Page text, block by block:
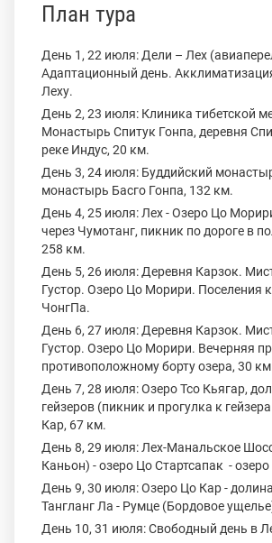
План тура
День 1, 22 июля: Дели – Лех
Адаптационный день.
Леху.
День 2, 23 июля: Клиника тибетской
Монастырь Спитук Гонпа, деревня
реке Индус, 20 км.
День 3, 24 июля: Буддийский
монастырь Басго Гонпа, 132 км.
День 4, 25 июля: Лех - Озеро Цо
через Чумотанг, пикник по дороге в
258 км.
День 5, 26 июля: Деревня Карзок.
Густор. Озеро Цо Морири. Поселения
ЧонгПа.
День 6, 27 июля: Деревня Карзок.
Густор. Озеро Цо Морири. Вечерняя
противоположному борту озера, 30
День 7, 28 июля: Озеро Тсо Кьягар,
гейзеров (пикник и прогулка к
Кар, 67 км.
День 8, 29 июля: Лех-Манальское
Каньон) - озеро Цо Стартсапак -
День 9, 30 июля: Озеро Цо Кар -
Тангланг Ла - Румце (Бордовое
День 10, 31 июля: Свободный день в